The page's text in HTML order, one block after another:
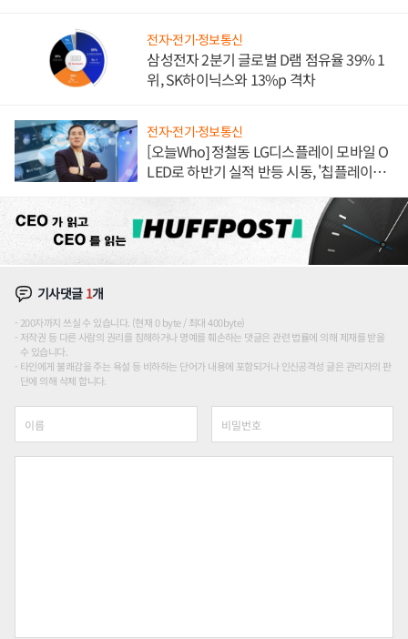
전자·전기·정보통신
삼성전자 2분기 글로벌 D램 점유율 39% 1
위, SK하이닉스와 13%p 격차
전자·전기·정보통신
[오늘Who] 정철동 LG디스플레이 모바일 O
LED로 하반기 실적 반등 시동, '칩플레이
기사댓글 1개
200자까지 쓰실 수 있습니다. (현재 0 byte / 최대 400byte)
저작권 등 다른 사람의 권리를 침해하거나 명예를 훼손하는 댓글은 관련 법률에 의해 제재를 받을
수 있습니다.
타인에게 불쾌감을 주는 욕설 등 비하하는 단어가 내용에 포함되거나 인신공격성 글은 관리자의 판
단에 의해 삭제 합니다.